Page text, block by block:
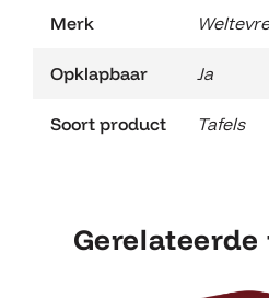
Merk
Opklapbaar Ja
Soort product Tafels